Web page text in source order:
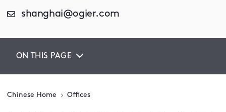
shanghai@ogier.com
ON THIS PAGE
Chinese Home Offices